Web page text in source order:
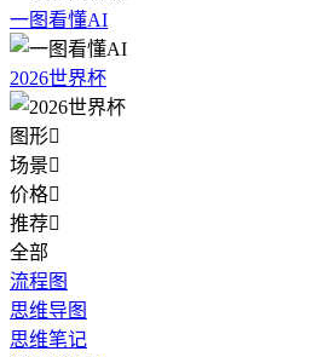
一图看懂AI
2026世界杯
图形
场景
价格
推荐
全部
流程图
思维导图
思维笔记